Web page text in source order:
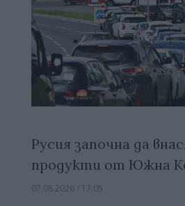
Русия започна да
продукти от Южна
07.08.2026 / 17:05